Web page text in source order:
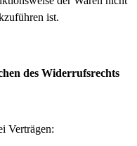
ist.
des Widerrufsrechts
Verträgen: